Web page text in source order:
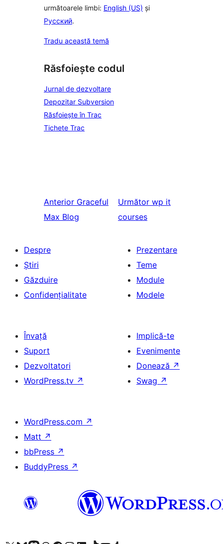
următoarele limbi: English (US) și
Русский.
Tradu această temă
Răsfoiește codul
Jurnal de dezvoltare
Depozitar Subversion
Răsfoiește în Trac
Tichete Trac
Anterior Graceful
Max Blog
Următor wp it
courses
Despre
Știri
Găzduire
Confidențialitate
Prezentare
Teme
Module
Modele
Învață
Suport
Dezvoltatori
WordPress.tv ↗
Implică-te
Evenimente
Donează ↗
Swag ↗
WordPress.com ↗
Matt ↗
bbPress ↗
BuddyPress ↗